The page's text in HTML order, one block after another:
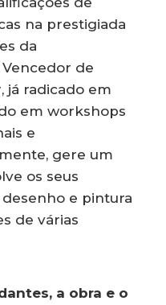
na prestigiada
da
de
já radicado em
em workshops
e
gere um
os seus
e pintura
de várias
a obra e o